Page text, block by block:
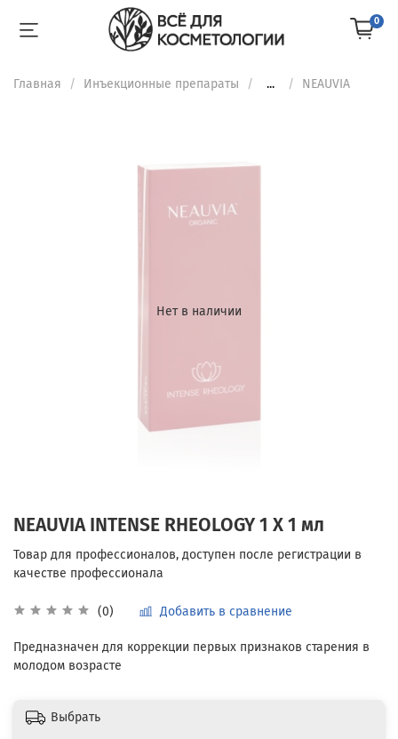
0
Главная Инъекционные препараты ... NEAUVIA
Нет в наличии
NEAUVIA INTENSE RHEOLOGY 1 Х 1 мл
(0) Добавить в сравнение
Предназначен для коррекции первых признаков старения в
молодом возрасте
Выбрать